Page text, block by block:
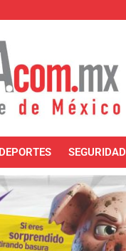
DEPORTES SEGURIDAD